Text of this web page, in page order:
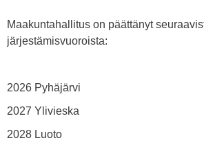
Maakuntahallitus on päättänyt
järjestämisvuoroista:
2026 Pyhäjärvi
2027 Ylivieska
2028 Luoto